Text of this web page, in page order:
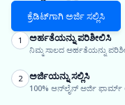
ಕ್ರೆಡಿಟ್‌ಗಾಗಿ ಅರ್ಜಿ ಸಲ್ಲಿಸಿ
1 ಅರ್ಹತೆಯನ್ನು ಪರಿಶೀಲಿಸಿ
ನಿಮ್ಮ ಸಾಲದ ಅರ್ಹತೆಯನ್ನು
2 ಅರ್ಜಿಯನ್ನು ಸಲ್ಲಿಸಿ
100% ಆನ್‌ಲೈನ್ ಅರ್ಜಿ ಫಾರ್ಮ್